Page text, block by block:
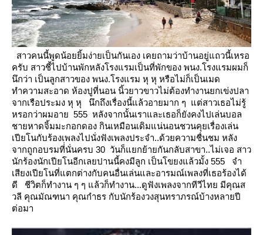
สาวคนนี้พูดน้อยยิ้มง่ายเป็นกันเอง เคยถามว่าบ้านอยู่แถวนี้เหรอ
ครับ สาวชี้ไปบ้านพักหลังโรงแรมเป็นที่พักของ พนง.โรงแรมผมก็
นึกว่า เป็นลูกสาวของ พนง.โรงแรม หุ หุ หรือไม่ก็เป็นเมด
ทำความสะอาด ห้องปูที่นอน นิ้วยาวขาวไม่ต้องทำงานยกเข่งปลา
จากเรือประมง หุ หุ
นึกถึงเรื่องนี้แล้วอายมาก ๆ แต่สาวเธอไม่รู้
หรอกว่าผมอาย 555 หลังจากนั้นเราและเธอก็ยังคงไปเล่นบอล
ชายหาดจิ้มมะกอกดอง กินเหมือนเดิมแน่นอนชวนคุยเรื่องเล่น
เปียโนกับร้องเพลงไปนั่งฟังเพลงประจำ..ด้วยความชื่นชม หลัง
จากถูกอบรมที่่นั่นครบ 30 วันก็แยกย้ายกันกลับสาขา..ไม่เจอ สาว
นักร้องนักเปียโนอีกเลยปานนี้คงมีลูก เป็นโขยงแล้วมั้ง 555 จำ
เสียงเปียโนที่แตกต่างกับคนอื่นเล่นและอารมณ์เพลงที่เธอร้องได้
ดี
ชีวิตก็ทำงาน ๆ ๆ แล้วก็ทำงาน...ดูฟังเพลงจากทีวีไทย มีคุณส
วลี คุณมัณฑนา คุณกำธร กับนักร้องวงสุนทราภรณ์บ้างหลายปี
ต่อมา